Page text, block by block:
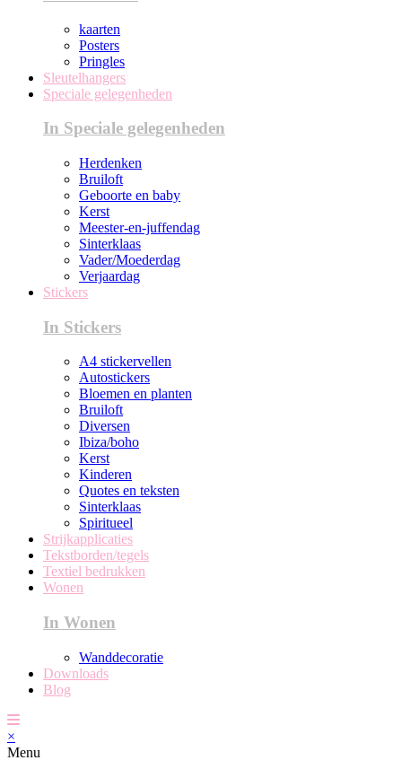
kaarten
Posters
Pringles
Sleutelhangers
Speciale gelegenheden
In Speciale gelegenheden
Herdenken
Bruiloft
Geboorte en baby
Kerst
Meester-en-juffendag
Sinterklaas
Vader/Moederdag
Verjaardag
Stickers
In Stickers
A4 stickervellen
Autostickers
Bloemen en planten
Bruiloft
Diversen
Ibiza/boho
Kerst
Kinderen
Quotes en teksten
Sinterklaas
Spiritueel
Strijkapplicaties
Tekstborden/tegels
Textiel bedrukken
Wonen
In Wonen
Wanddecoratie
Downloads
Blog
×
Menu